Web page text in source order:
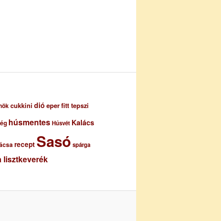
cukkini dió eperfitt tepszi
húsmentesHúsvét Kalács
recept Sasó spárga
lisztkeverék